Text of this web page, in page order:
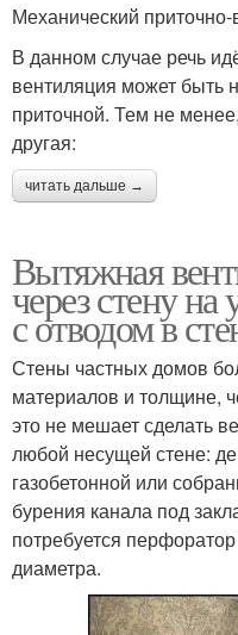
Механический
В данном случае речь
вентиляция может быть
приточной. Тем не
другая:
читать дальше →
Вытяжная
через стену
с отводом в
Стены частных домов
материалов и толщине,
это не мешает сделать
любой несущей стене:
газобетонной или
бурения канала под
потребуется
диаметра.